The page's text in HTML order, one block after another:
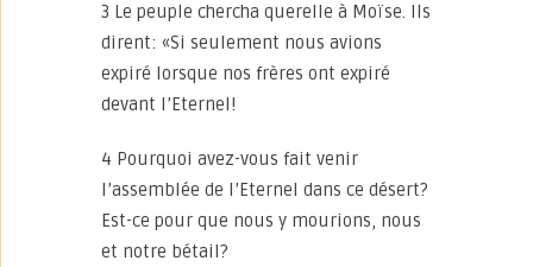
3 Le peuple chercha querelle à Moïse. Ils
dirent: «Si seulement nous avions
expiré lorsque nos frères ont expiré
devant l’Eternel!
4 Pourquoi avez-vous fait venir
l’assemblée de l’Eternel dans ce désert?
Est-ce pour que nous y mourions, nous
et notre bétail?